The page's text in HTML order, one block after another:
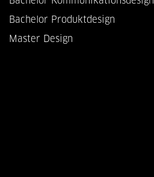
Bachelor Produktdesign
Master Design